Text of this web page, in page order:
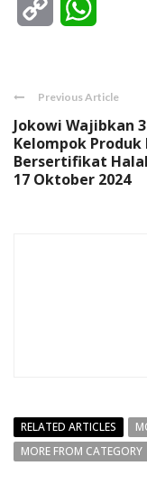
Copy
Previous Article
Jokowi Wajibkan 3
Kelompok Produk
Bersertifikat
17 Oktober 2024
RELATED ARTICLES
MORE FROM CATEGORY